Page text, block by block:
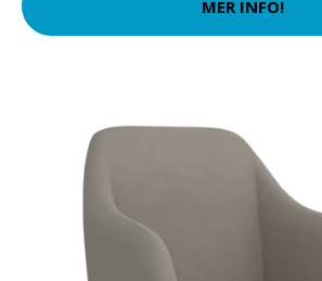
MER INFO!